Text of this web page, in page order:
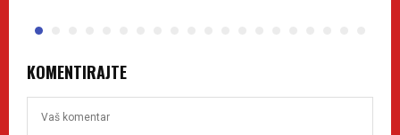
KOMENTIRAJTE